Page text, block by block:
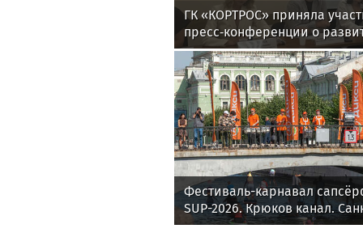
ГК «КОРТРОС» приняла
пресс‑конференции о
отрасли в Челябинске
Фестиваль-карнавал
SUP-2026. Крюков канал.